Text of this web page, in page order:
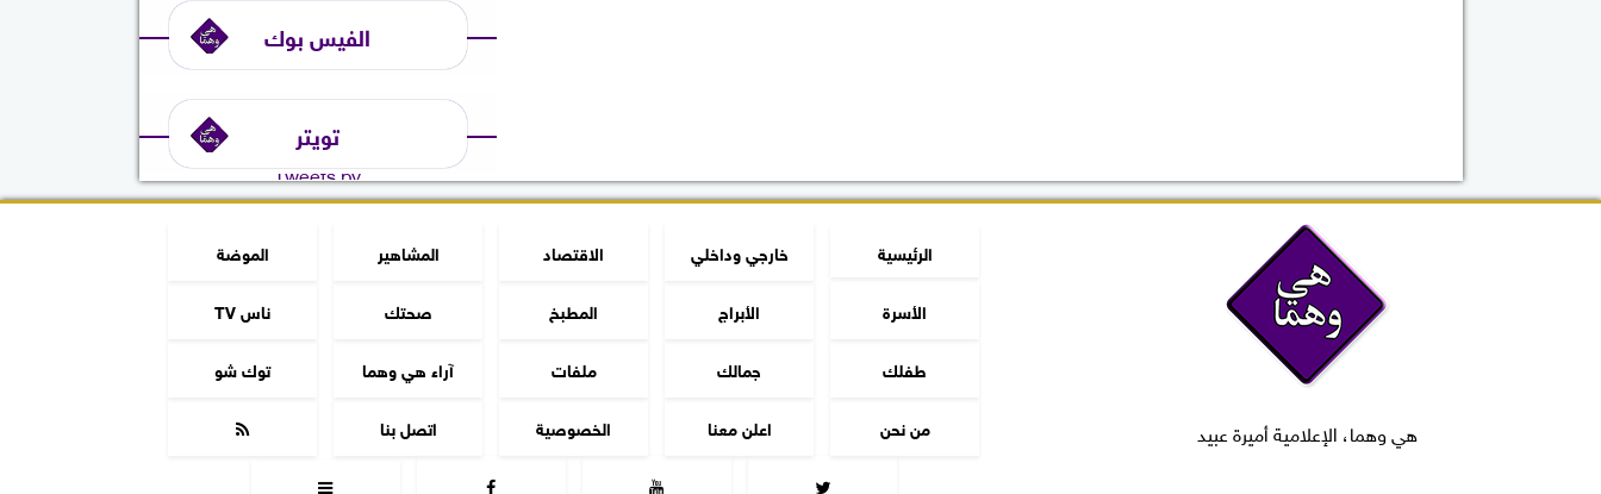
الفيس بوك
تويتر
Tweets by
هي وهما، الإعلامية أميرة عبيد
الرئيسية خارجي وداخلي الاقتصاد المشاهير
الموضة
الأسرة
الأبراج المطبخ صحتك
ناس TV
طفلك
جمالك ملفات آراء هي وهما
توك شو
من نحن
اعلن معنا الخصوصية اتصل بنا




